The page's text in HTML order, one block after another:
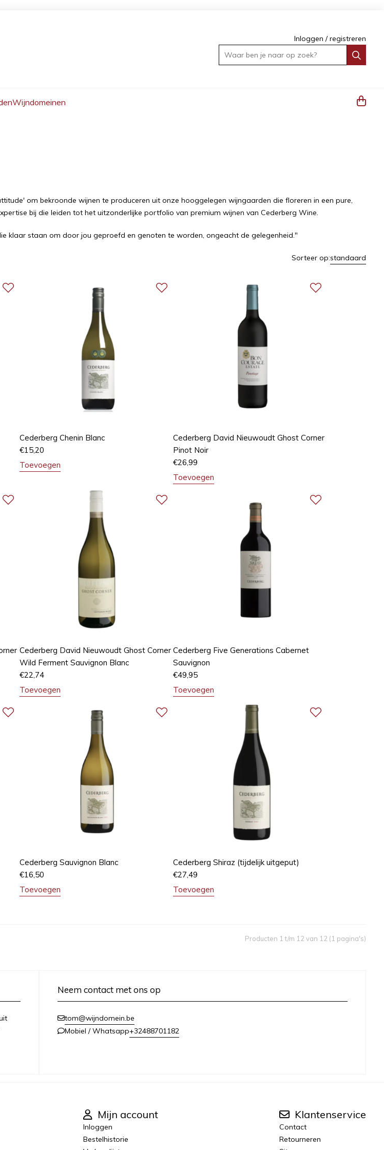
Inloggen /registreren
Waar ben je naar op zoek?
Wijndomeinen
om bekroonde wijnen te produceren uit onze hooggelegen wijngaarden die floreren in een pure,
bij die leiden tot het uitzonderlijke portfolio van premium wijnen van Cederberg Wine.
klaar staan om door jou geproefd en genoten te worden, ongeacht de gelegenheid."
Sorteer op:standaard
Cederberg Chenin Blanc
€15,20
Toevoegen
Cederberg David Nieuwoudt Ghost Corner
Pinot Noir
€26,99
Toevoegen
Cederberg David Nieuwoudt Ghost Corner
Wild Ferment Sauvignon Blanc
€22,74
Toevoegen
Cederberg Five Generations Cabernet
Sauvignon
€49,95
Toevoegen
Cederberg Sauvignon Blanc
€16,50
Toevoegen
Cederberg Shiraz (tijdelijk uitgeput)
€27,49
Toevoegen
Producten 1 t/m 12 van 12 (1 pagina's)
Neem contact met ons op
tom@wijndomein.be
Mobiel / Whatsapp+32488701182
Mijn account
Inloggen
Bestelhistorie
Klantenservice
Contact
Retourneren